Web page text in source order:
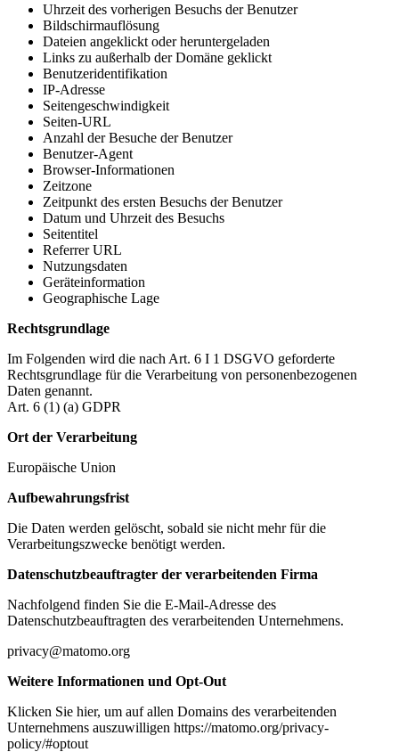
Uhrzeit des vorherigen Besuchs der Benutzer
Bildschirmauflösung
Dateien angeklickt oder heruntergeladen
Links zu außerhalb der Domäne geklickt
Benutzeridentifikation
IP-Adresse
Seitengeschwindigkeit
Seiten-URL
Anzahl der Besuche der Benutzer
Benutzer-Agent
Browser-Informationen
Zeitzone
Zeitpunkt des ersten Besuchs der Benutzer
Datum und Uhrzeit des Besuchs
Seitentitel
Referrer URL
Nutzungsdaten
Geräteinformation
Geographische Lage
Rechtsgrundlage
Im Folgenden wird die nach Art. 6 I 1 DSGVO geforderte
Rechtsgrundlage für die Verarbeitung von personenbezogenen
Daten genannt.
Art. 6 (1) (a) GDPR
Ort der Verarbeitung
Europäische Union
Aufbewahrungsfrist
Die Daten werden gelöscht, sobald sie nicht mehr für die
Verarbeitungszwecke benötigt werden.
Datenschutzbeauftragter der verarbeitenden Firma
Nachfolgend finden Sie die E-Mail-Adresse des
Datenschutzbeauftragten des verarbeitenden Unternehmens.
privacy@matomo.org
Weitere Informationen und Opt-Out
Klicken Sie hier, um auf allen Domains des verarbeitenden
Unternehmens auszuwilligen https://matomo.org/privacy-
policy/#optout